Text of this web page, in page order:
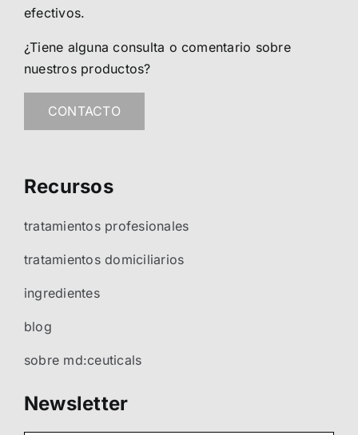
efectivos.
¿Tiene alguna consulta o comentario sobre
nuestros productos?
CONTACTO
Recursos
tratamientos profesionales
tratamientos domiciliarios
ingredientes
blog
sobre md:ceuticals
Newsletter